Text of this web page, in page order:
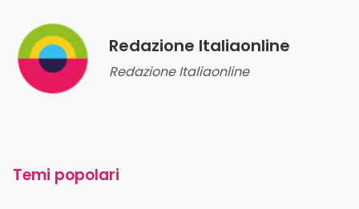
Redazione Italiaonline
Redazione Italiaonline
Temi popolari